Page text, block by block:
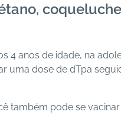
4 anos de idade, na
uma dose de dTpa
também pode se